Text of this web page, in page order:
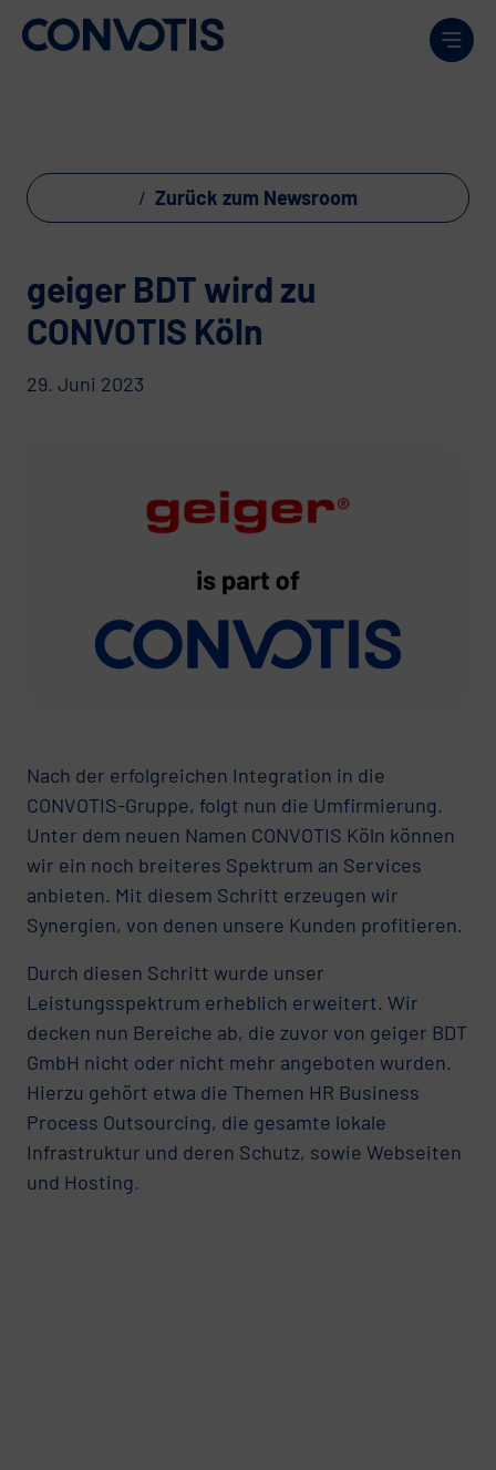
Weiter zum Inhalt
Zurück zum Newsroom
geiger BDT wird zu
CONVOTIS Köln
29. Juni 2023
Nach der erfolgreichen Integration in die
CONVOTIS-Gruppe, folgt nun die Umfirmierung.
Unter dem neuen Namen CONVOTIS Köln können
wir ein noch breiteres Spektrum an Services
anbieten. Mit diesem Schritt erzeugen wir
Synergien, von denen unsere Kunden profitieren.
Durch diesen Schritt wurde unser
Leistungsspektrum erheblich erweitert. Wir
decken nun Bereiche ab, die zuvor von geiger BDT
GmbH nicht oder nicht mehr angeboten wurden.
Hierzu gehört etwa die Themen HR Business
Process Outsourcing, die gesamte lokale
Infrastruktur und deren Schutz, sowie Webseiten
und Hosting.